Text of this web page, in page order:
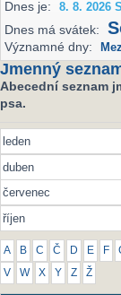
Dnes je:
8. 8. 2026
Dnes má svátek:
Významné dny:
Jmenný
Abecední seznam
psa.
leden
duben
červenec
říjen
A B C Č D E F
V W X Y Z Ž